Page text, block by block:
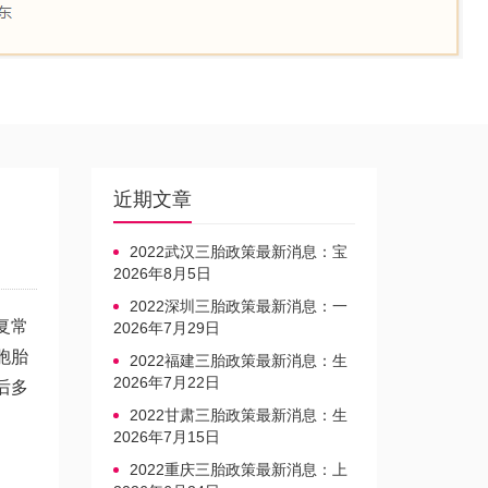
常
胎
多
近期文章
2022武汉三胎政策最新消息：宝
宝上户口不再罚款
2026年8月5日
2022深圳三胎政策最新消息：一
文读懂上户口是否罚款
2026年7月29日
2022福建三胎政策最新消息：生
育奖励发放迎新标准
2026年7月22日
2022甘肃三胎政策最新消息：生
育产假不享受带薪福利
2026年7月15日
2022重庆三胎政策最新消息：上